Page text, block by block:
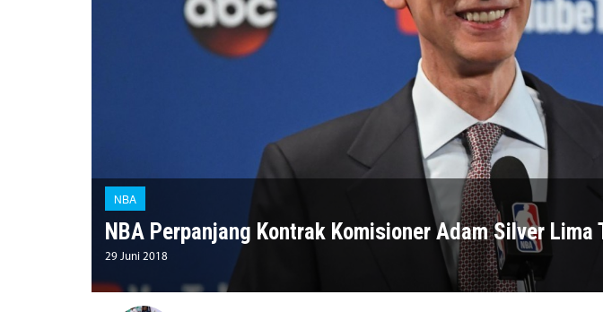
NBA
NBA Perpanjang Kontrak Komisioner Adam Silver Lima
29 Juni 2018